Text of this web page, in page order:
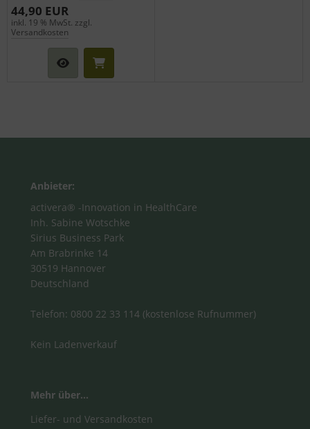
44,90 EUR
inkl. 19 % MwSt. zzgl.
Versandkosten
Anbieter:
activera® -Innovation in HealthCare
Inh. Sabine Wotschke
Sirius Business Park
Am Brabrinke 14
30519 Hannover
Deutschland
Telefon: 0800 22 33 114 (kostenlose Rufnummer)
Kein Ladenverkauf
Mehr über...
Liefer- und Versandkosten